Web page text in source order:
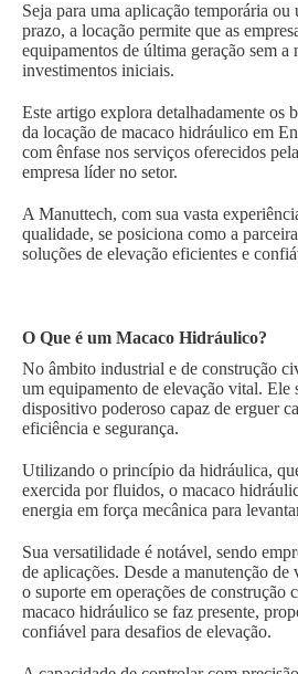
Seja para uma aplicação temporária
prazo, a locação permite que as
equipamentos de última geração sem a
investimentos iniciais.
Este artigo explora detalhadamente os
da locação de macaco hidráulico em
com ênfase nos serviços oferecidos
empresa líder no setor.
A Manuttech, com sua vasta
qualidade, se posiciona como a
soluções de elevação eficientes e
O Que é um Macaco Hidráulico?
No âmbito industrial e de construção
um equipamento de elevação vital. Ele
dispositivo poderoso capaz de erguer
eficiência e segurança.
Utilizando o princípio da hidráulica,
exercida por fluidos, o macaco
energia em força mecânica para
Sua versatilidade é notável, sendo
de aplicações. Desde a manutenção de
o suporte em operações de construção
macaco hidráulico se faz presente,
confiável para desafios de elevação.